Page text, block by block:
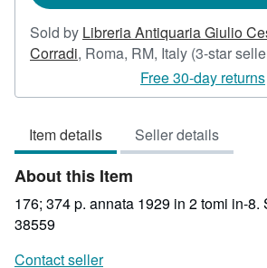
Sold by Libreria Antiquaria Giulio
Corradi, Roma, RM, Italy (3-star
Free 30-day returns
Item details Seller details
About this Item
176; 374 p. annata 1929 in 2 tomi in-8.
38559
Contact seller